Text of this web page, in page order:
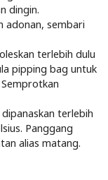
dingin.
adonan, sembari
terlebih dulu
pipping bag untuk
terlebih
Panggang
alias matang.